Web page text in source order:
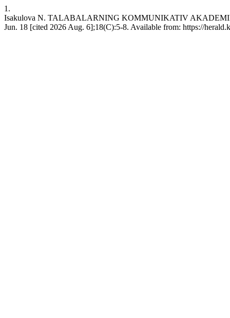
1.
Isakulova N. TALABALARNING KOMMUNIKATIV
Jun. 18 [cited 2026 Aug. 6];18(C):5-8. Available from: https://